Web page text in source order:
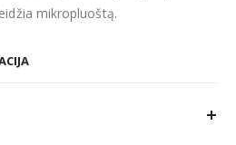
mikropluoštą.